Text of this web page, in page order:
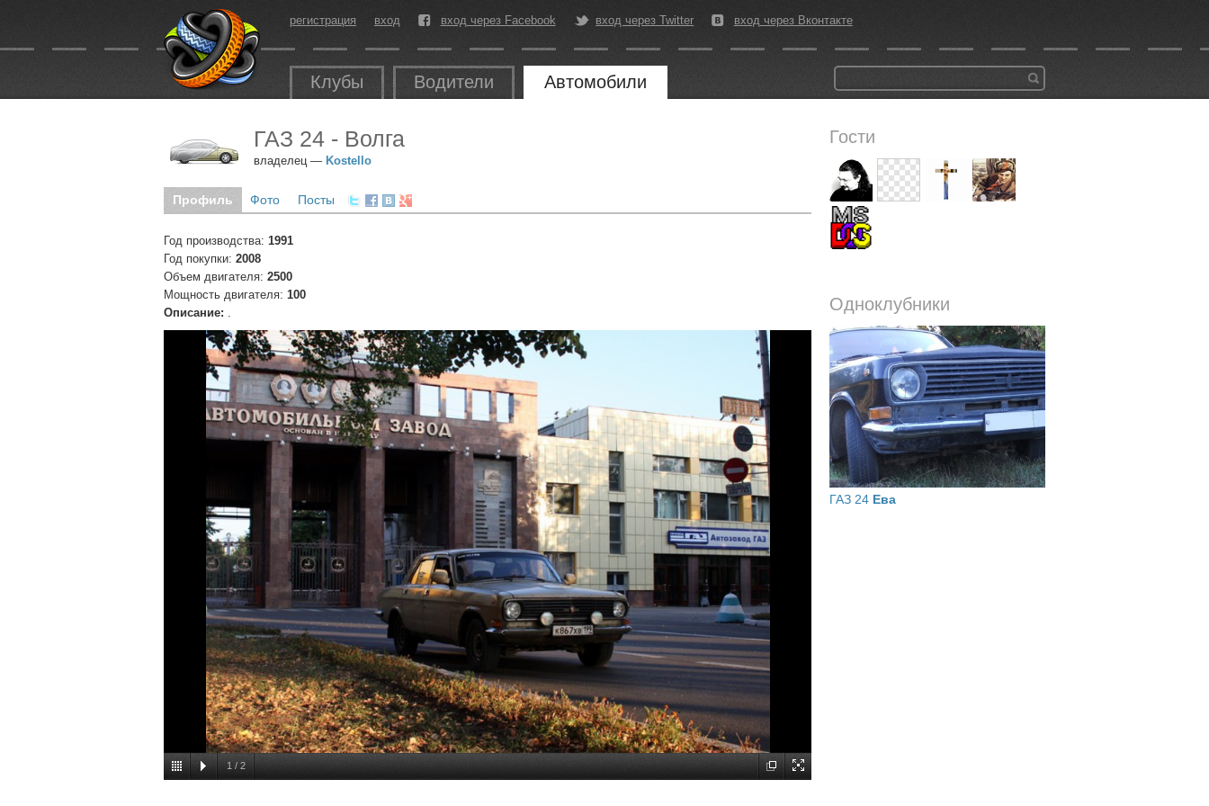
регистрация вход вход через Facebook вход через Twitter вход через Вконтакте
Клубы Водители Автомобили
Гости
Одноклубники
ГАЗ 24 Ева
ГАЗ 24 - Волга
владелец — Kostello
Профиль Фото Посты
Год производства: 1991
Год покупки: 2008
Объем двигателя: 2500
Мощность двигателя: 100
Описание: .
1 / 2